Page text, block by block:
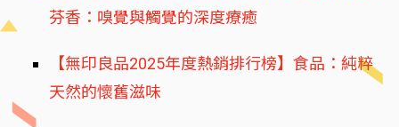
芬香：嗅覺與觸覺的深度療癒
【無印良品2025年度熱銷排行榜】食品：純粹
天然的懷舊滋味